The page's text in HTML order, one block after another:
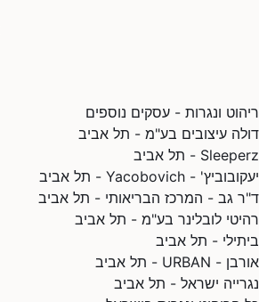
ריהוט ונגרות - עסקים נוספים
דולה עיצובים בע"מ - תל אביב
Sleeperz - תל אביב
יעקובוביץ' - Yacobovich - תל אביב
ד"ר גב - המרכז הבריאותי - תל אביב
רהיטי לובלינר בע"מ - תל אביב
ביתילי - תל אביב
אורבן - URBAN - תל אביב
נגרייה ישראל - תל אביב